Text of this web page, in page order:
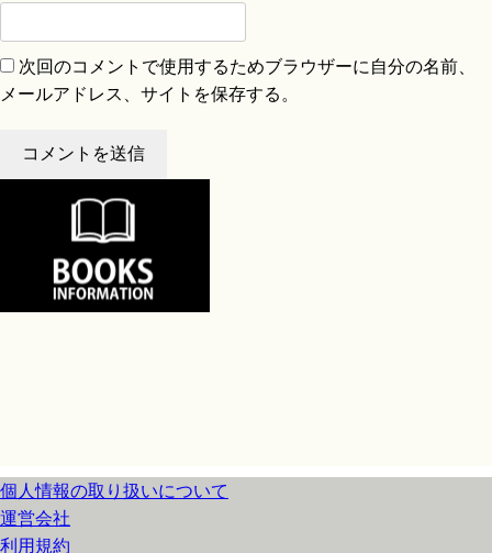
次回のコメントで使用するためブラウザーに自分の名前、
メールアドレス、サイトを保存する。
個人情報の取り扱いについて
運営会社
利用規約